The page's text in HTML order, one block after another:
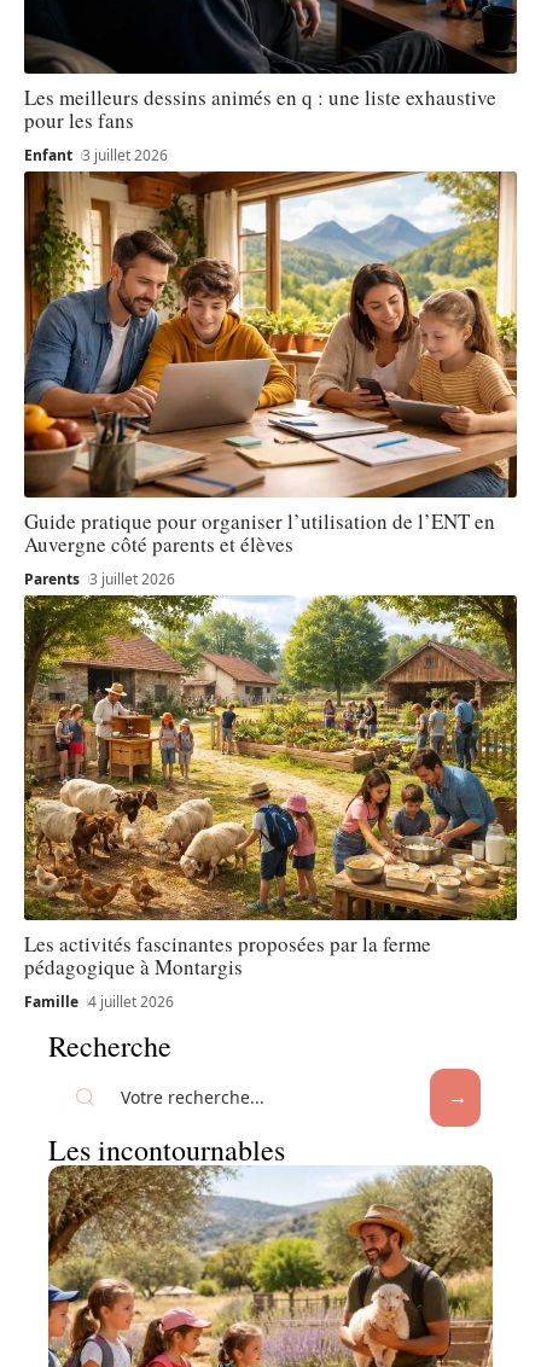
Les meilleurs dessins animés en q : une liste exhaustive
pour les fans
Enfant 3 juillet 2026
Guide pratique pour organiser l’utilisation de l’ENT en
Auvergne côté parents et élèves
Parents 3 juillet 2026
Les activités fascinantes proposées par la ferme
pédagogique à Montargis
Famille 4 juillet 2026
Recherche
Les incontournables